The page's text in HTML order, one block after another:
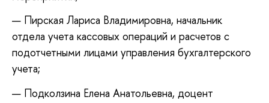
Пирская Лариса Владимировна, начальник
отдела учета кассовых операций и расчетов с
подотчетными лицами управления бухгалтерского
учета;
Подколзина Елена Анатольевна, доцент